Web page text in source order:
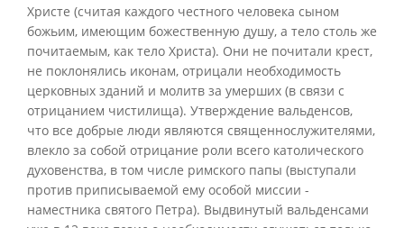
Христе (считая каждого честного человека сыном
божьим, имеющим божественную душу, а тело столь же
почитаемым, как тело Христа). Они не почитали крест,
не поклонялись иконам, отрицали необходимость
церковных зданий и молитв за умерших (в связи с
отрицанием чистилища). Утверждение вальденсов,
что все добрые люди являются священнослужителями,
влекло за собой отрицание роли всего католического
духовенства, в том числе римского папы (выступали
против приписываемой ему особой миссии -
наместника святого Петра). Выдвинутый вальденсами